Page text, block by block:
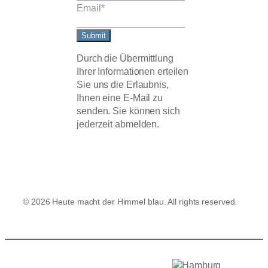
Email*
Submit
Durch die Übermittlung
Ihrer Informationen erteilen
Sie uns die Erlaubnis,
Ihnen eine E-Mail zu
senden. Sie können sich
jederzeit abmelden.
© 2026 Heute macht der Himmel blau. All rights reserved.